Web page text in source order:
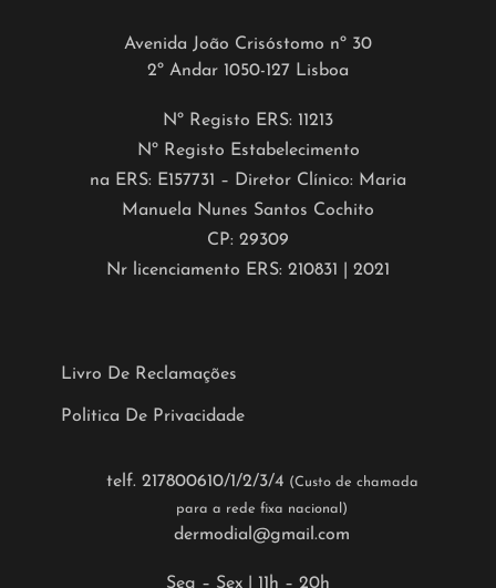
Avenida João Crisóstomo nº 30
2º Andar 1050-127 Lisboa
Nº Registo ERS: 11213
Nº Registo Estabelecimento
na ERS: E157731 – Diretor Clínico: Maria
Manuela Nunes Santos Cochito
CP: 29309
Nr licenciamento ERS: 210831 | 2021
Livro De Reclamações
Politica De Privacidade
telf. 217800610/1/2/3/4 (Custo de chamada
para a rede fixa nacional)
dermodial@gmail.com
Seg – Sex | 11h – 20h